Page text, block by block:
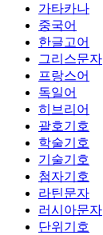
가타카나
중국어
한글고어
그리스문자
프랑스어
독일어
히브리어
괄호기호
학술기호
기술기호
첨자기호
라틴문자
러시아문자
단위기호